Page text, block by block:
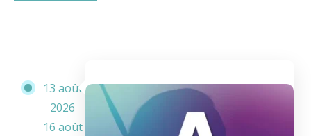
13 août
2026
16 août